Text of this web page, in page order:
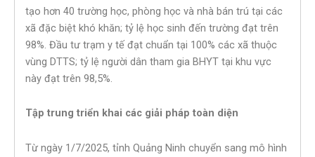
tạo hơn 40 trường học, phòng học và nhà bán trú tại các
xã đặc biệt khó khăn; tỷ lệ học sinh đến trường đạt trên
98%. Đầu tư trạm y tế đạt chuẩn tại 100% các xã thuộc
vùng DTTS; tỷ lệ người dân tham gia BHYT tại khu vực
này đạt trên 98,5%.
Tập trung triển khai các giải pháp toàn diện
Từ ngày 1/7/2025, tỉnh Quảng Ninh chuyển sang mô hình